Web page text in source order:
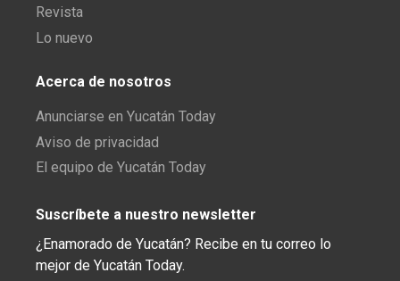
Revista
Lo nuevo
Acerca de nosotros
Anunciarse en Yucatán Today
Aviso de privacidad
El equipo de Yucatán Today
Suscríbete a nuestro newsletter
¿Enamorado de Yucatán? Recibe en tu correo lo
mejor de Yucatán Today.